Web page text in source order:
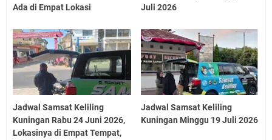
Ada di Empat Lokasi
Juli 2026
Jadwal Samsat Keliling
Kuningan Rabu 24 Juni 2026,
Lokasinya di Empat Tempat,
Jadwal Samsat Keliling
Kuningan Minggu 19 Juli 2026